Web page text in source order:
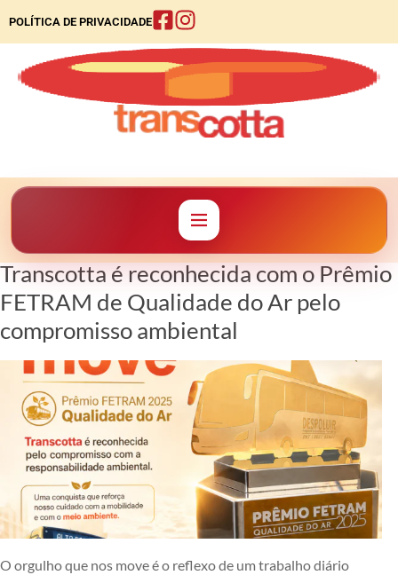
POLÍTICA DE PRIVACIDADE
Transcotta é reconhecida com o Prêmio
FETRAM de Qualidade do Ar pelo
compromisso ambiental
O orgulho que nos move é o reflexo de um trabalho diário